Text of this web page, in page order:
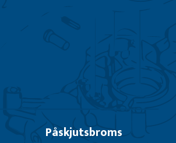
Påskjutsbroms